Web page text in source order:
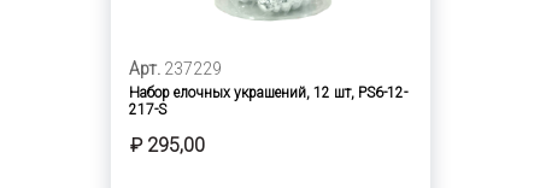
Арт. 237229
Набор елочных украшений, 12 шт, PS6-12-
217-S
₽ 295,00